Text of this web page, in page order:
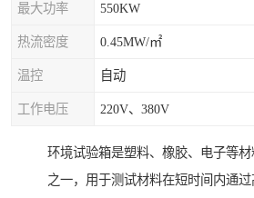
最大功率 550KW
热流密度 0.45MW/㎡
温控 自动
工作电压 220V、380V
环境试验箱是塑料、橡胶、电子等
之一，用于测试材料在短时间内通